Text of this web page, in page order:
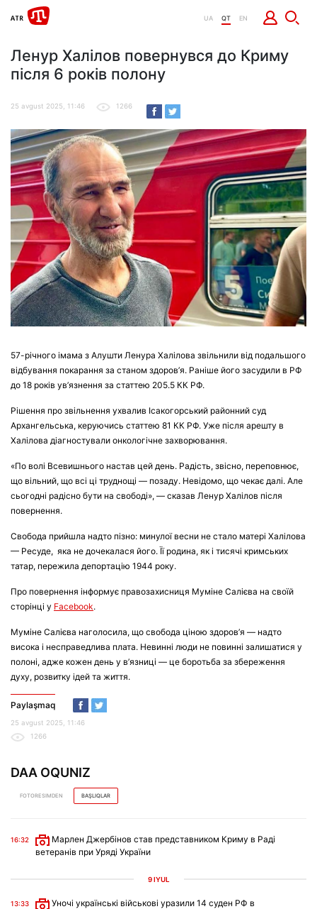
UA QT EN
Ленур Халілов повернувся до Криму
після 6 років полону
25 avgust 2025, 11:46 1266
57-річного імама з Алушти Ленура Халілова звільнили від подальшого
відбування покарання за станом здоров’я. Раніше його засудили в РФ
до 18 років ув’язнення за статтею 205.5 КК РФ.
Рішення про звільнення ухвалив Ісакогорський районний суд
Архангельська, керуючись статтею 81 КК РФ. Уже після арешту в
Халілова діагностували онкологічне захворювання.
«По волі Всевишнього настав цей день. Радість, звісно, переповнює,
що вільний, що всі ці труднощі — позаду. Невідомо, що чекає далі. Але
сьогодні радісно бути на свободі», — сказав Ленур Халілов після
повернення.
Свобода прийшла надто пізно: минулої весни не стало матері Халілова
— Ресуде, яка не дочекалася його. Її родина, як і тисячі кримських
татар, пережила депортацію 1944 року.
Про повернення інформує правозахисниця Муміне Салієва на своїй
сторінці у Facebook.
Муміне Салієва наголосила, що свобода ціною здоров’я — надто
висока і несправедлива плата. Невинні люди не повинні залишатися у
полоні, адже кожен день у в’язниці — це боротьба за збереження
духу, розвитку ідей та життя.
Paylaşmaq
25 avgust 2025, 11:46
1266
DAA OQUNIZ
FOTORESIMDEN BAŞLIQLAR
16:32
Марлен Джербінов став представником Криму в Раді
ветеранів при Уряді України
9 IYÜL
13:33
Уночі українські військові уразили 14 суден РФ в